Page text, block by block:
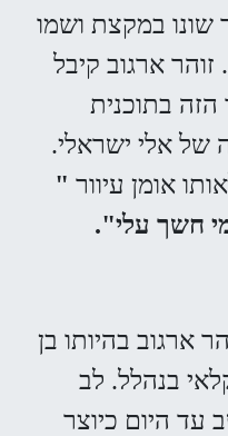
שונו במקצת ושמו
ארגוב קיבל
בתוכנית
של אלי ישראלי.
אומן עיוור "
חשך עלי".
ארגוב בהיותו בן
בנהלל. לב
עד היום כיוצר